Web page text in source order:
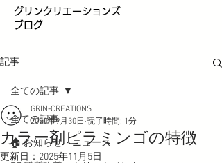
​グリンクリエーションズ
ブログ
記事
全ての記事
🏠 お知らせ・ニュース
全ての記事
カラー剤ピラミンゴの特徴
GRIN-CREATIONS
2020年9月30日 読了時間: 1分
更新日： 2025年11月5日